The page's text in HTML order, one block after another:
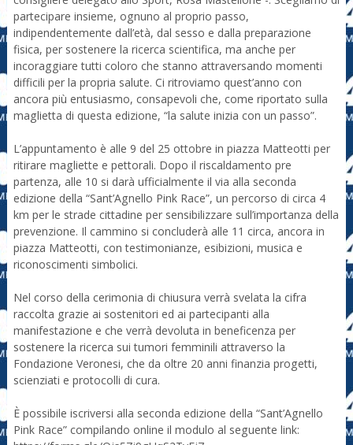
partecipare insieme, ognuno al proprio passo,
indipendentemente dall’età, dal sesso e dalla preparazione
fisica, per sostenere la ricerca scientifica, ma anche per
incoraggiare tutti coloro che stanno attraversando momenti
difficili per la propria salute. Ci ritroviamo quest’anno con
ancora più entusiasmo, consapevoli che, come riportato sulla
maglietta di questa edizione, “la salute inizia con un passo”.
L’appuntamento è alle 9 del 25 ottobre in piazza Matteotti per
ritirare magliette e pettorali. Dopo il riscaldamento pre
partenza, alle 10 si darà ufficialmente il via alla seconda
edizione della “Sant’Agnello Pink Race”, un percorso di circa 4
km per le strade cittadine per sensibilizzare sull’importanza della
prevenzione. Il cammino si concluderà alle 11 circa, ancora in
piazza Matteotti, con testimonianze, esibizioni, musica e
riconoscimenti simbolici.
Nel corso della cerimonia di chiusura verrà svelata la cifra
raccolta grazie ai sostenitori ed ai partecipanti alla
manifestazione e che verrà devoluta in beneficenza per
sostenere la ricerca sui tumori femminili attraverso la
Fondazione Veronesi, che da oltre 20 anni finanzia progetti,
scienziati e protocolli di cura.
È possibile iscriversi alla seconda edizione della “Sant’Agnello
Pink Race” compilando online il modulo al seguente link: